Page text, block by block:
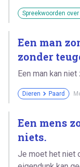
Spreekwoorden over
Een man
zonder
Een man kan
Dieren Paard
Een mens
niets.
Je moet het niet